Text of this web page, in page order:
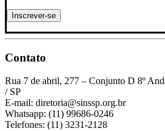
Contato
Rua 7 de abril, 277 – Conjunto D 8º
/ SP
E-mail: diretoria@sinssp.org.br
Whatsapp: (11) 99686-0246
Telefones: (11) 3231-2128